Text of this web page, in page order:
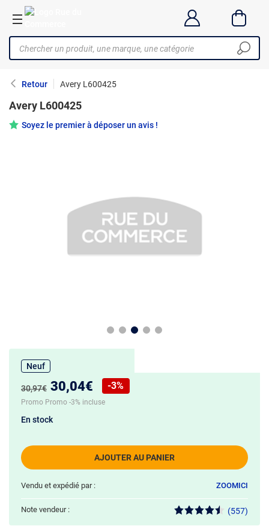
Retour Avery L600425
Avery L600425
Soyez le premier à déposer un avis !
Neuf
Ancien prix :
30,97€ Nouveau prix :
30,04€
Réduction de :
-3%
Promo Promo -3% incluse
AJOUTER AU PANIER
En stock
Vendu et expédié par : ZOOMICI
Note vendeur : (557)